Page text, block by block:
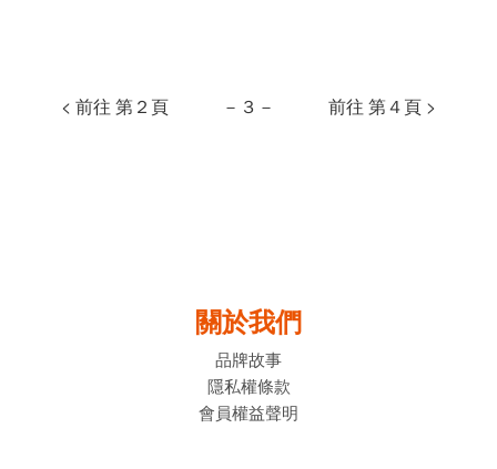
< 前往 第２頁 －３－ 前往 第４頁 >
關於我們
品牌故事
隱私權條款
會員權益聲明